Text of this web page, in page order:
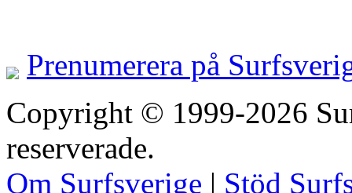
Prenumerera på
Copyright © 1999-2026
reserverade.
Om Surfsverige | Stöd